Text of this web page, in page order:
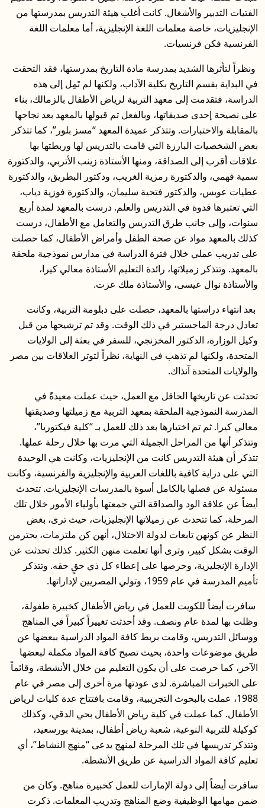
الفتيات التدبير والأشغال. كانت أغلب هيئة التدريس بمدرستها من
الإنجليزيات، خاصة معلمات اللغة الإنجليزية، أما معلمات اللغة
الفرنسية فكن فرنسيات.
ونظراً لتأثرها الشديد بمدرسة مادة التاريخ بمدرستها، فقد التحقت
في البداية بقسم التاريخ بكلية الآداب، ولكنها لم تَمِل إلى هذه
الدراسة، فتقدمت إلى معهد التربية لرياض الأطفال بالزمالك، بناء
على نصيحة إحدى صديقاتها، وبالفعل تم قبولها بالمعهد بعد نجاحها
بالمقابلة والاختبارات. وتتذكر عميدة المعهد “مسز بلور”، كما تتذكر
بعض الشخصيات البارزة التي قامت بالتدريس لها وربطتها بها
علاقات أقرب إلى الصداقة، ومنها الأستاذة زينب الأتربي، والدكتورة
سمية فهمي، والدكتورة رمزية الغريب، ودكتور البطريق، والدكتورة
عطيات عويس، والدكتور فتحية سليمان، والدكتورة فوزية دياب،
التي تعتبرها قدوة في التدريس والعلم. درست بالمعهد لمدة أربع
سنوات، وإلى جانب طرق التدريس والتعامل مع الأطفال، درست
كذلك بالمعهد مواد عن صحة الطفل وأمراض الأطفال، كما حصلت
على تدريب عملي خلال فترة الدراسة في مدارس نموذجية ملحقة
بالمعهد. وتتذكر زميلاتها، رائدة التعليم الأستاذة معالي كيرا،
والأستاذة نوال عيسى، والأستاذة ملك عزت.
بعد انتهاء دراستها بالمعهد، حصلت على دبلومة التربية، وكانت
تعادل درجة الماجستير في ذلك الوقت. وقد تم ترشيحها من قبل
وكيل الوزارة، الدكتور المخزنجي، للسفر في بعثة إلى الولايات
المتحدة، ولكنها لم تذهب في النهاية، نظراً لتوتر العلاقات بين مصر
والولايات المتحدة آنذاك.
تحدثت عن تاريخها الحافل مع العمل، حيث عملت معيدةً في
المدرسة النموذجية الملحقة بمعهد التربية مع زميلتها وصديقتها
معالي كيرا. ثم تم اختيارها بعد ذلك للعمل بـ “كلية فيكتوريا”،
وتتذكر أنها من المراحل الجميلة التي مرت بها خلال رحلة عملها.
تتذكر أن هيئة التدريس كانت من الإنجليزيات، وكانت هي الوحيدة
التي على دراية كافية باللغات العربية والإنجليزية والفرنسية، وكانت
مسئولة عن فصلها بالكامل أسوة بالمدرسات الإنجليزيات. تتحدث
أيضاً عن علاقة الود والصداقة التي جمعتها بأولياء الأمور خلال تلك
المرحلة، كما تتحدث عن زميلاتها الإنجليزيات، حيث ترى، بغض
النظر عن كونهن تابعات لدولة الاحتلال، أنهن كن ملتزمات، يحترمن
الوقت بشكل كبير، وترى أنها تعلمت منهن الكثير. كذلك تحدثت عن
الإدارة الإنجليزية، وحرصها على إعطاء كل ذي حقٍ حقه. وتتذكر
تأميم المدرسة في عام 1959، وتولي المصريين لإداراتها.
سافرت أيضاً للكويت للعمل في رياض الأطفال كخبيرة طفولة،
وظلت بها لمدة عام ونصف. وقد أحدثت تغييراً كبيراً في المناهج
ووسائل التدريس، وقامت بربط كافة المواد الدراسية ببعضها عن
طريق موضوعات واحدة، بحيث تصبح كافة المواد مكملة لبعضها
الآخر، كما حرصت على أن يكون التعليم من خلال الأنشطة، وقائماً
على الخبرات المباشرة. لدى عودتها مرة أخرى إلى مصر في عام
1988، عملت بالبحوث التجريبية، وقامت بافتتاح عدة كليات لرياض
الأطفال. كما عملت في كلية رياض الأطفال بحي الدقي، وكذلك
كوكيلة للتربية النوعية، شعبة رياض أطفال، بمدينة بورسعيد،
وتتذكر تدريسها في تلك المرحلة لمنهج يدعى “منهج النشاط”، أي
تعليم كافة المواد الدراسية عن طريق الأنشطة.
سافرت أيضاً إلى دولة الإمارات للعمل كخبيرة مناهج. وكان من
ضمن مهامها الوظيفية وضع المناهج وتدريب المعلمات. ذكرت